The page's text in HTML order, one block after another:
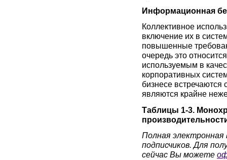
Информационная
Коллективное
включение их в
повышенные
очередь это
используемым в
корпоративных
бизнесе встречаются
являются крайне
Таблицы 1-3.
Полная
подписчиков. Для
сейчас Вы можете